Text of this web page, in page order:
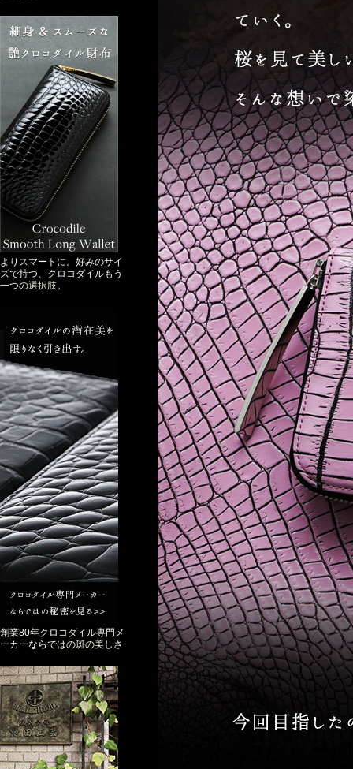
よりスマートに。好みのサイ
ズで持つ、クロコダイルもう
一つの選択肢。
創業80年クロコダイル専門メ
ーカーならではの斑の美しさ